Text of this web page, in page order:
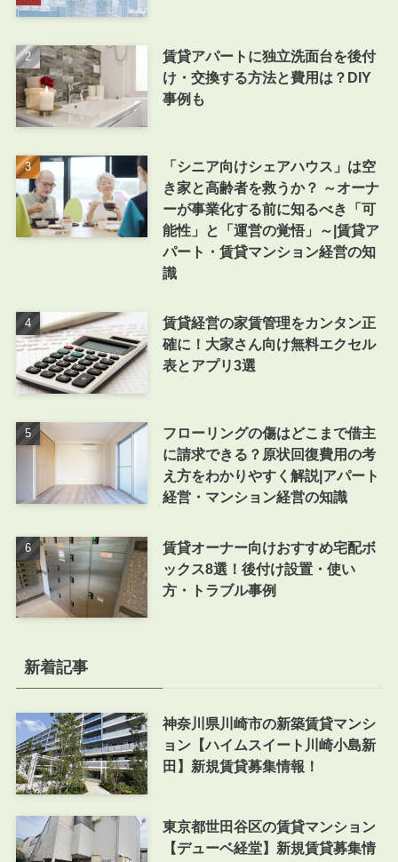
賃貸アパートに独立洗面台を後付
け・交換する方法と費用は？DIY
事例も
「シニア向けシェアハウス」は空
き家と高齢者を救うか？ ～オーナ
ーが事業化する前に知るべき「可
能性」と「運営の覚悟」～|賃貸ア
パート・賃貸マンション経営の知
識
賃貸経営の家賃管理をカンタン正
確に！大家さん向け無料エクセル
表とアプリ3選
フローリングの傷はどこまで借主
に請求できる？原状回復費用の考
え方をわかりやすく解説|アパート
経営・マンション経営の知識
賃貸オーナー向けおすすめ宅配ボ
ックス8選！後付け設置・使い
方・トラブル事例
新着記事
神奈川県川崎市の新築賃貸マンシ
ョン【ハイムスイート川崎小島新
田】新規賃貸募集情報！
東京都世田谷区の賃貸マンション
【デューベ経堂】新規賃貸募集情